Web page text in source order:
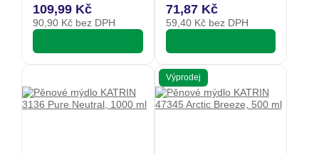
109,99 Kč
90,90 Kč bez DPH
71,87 Kč
59,40Kč bez DPH
Výprodej